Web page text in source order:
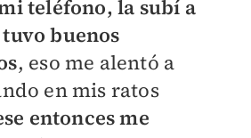
teléfono, la subí a
buenos
, eso me alentó a
en mis ratos
entonces me